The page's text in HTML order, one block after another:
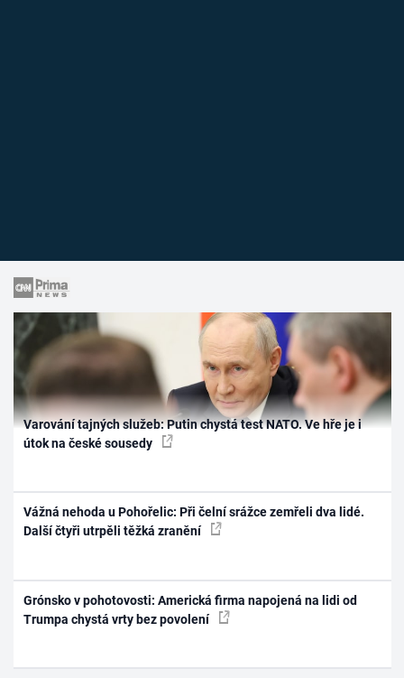
Varování tajných služeb: Putin chystá test NATO. Ve hře je i
útok na české sousedy
Vážná nehoda u Pohořelic: Při čelní srážce zemřeli dva lidé.
Další čtyři utrpěli těžká zranění
Grónsko v pohotovosti: Americká firma napojená na lidi od
Trumpa chystá vrty bez povolení